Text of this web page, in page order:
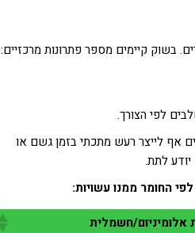
בשוק קיימים מספר פתרונות מרכזיים:
לפי הצורך.
אף לייצר רעש מתכתי בזמן גשם או
לתת.
החומר ממנו עשויות:
אלומיניום/חשמלית